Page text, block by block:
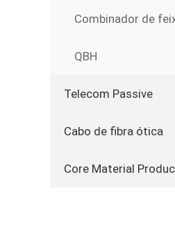
Combinador de
QBH
Telecom Passive
Cabo de fibra ótica
Core Material